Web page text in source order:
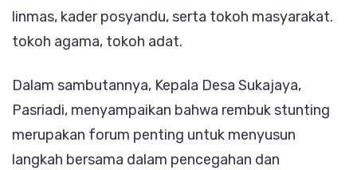
linmas, kader posyandu, serta tokoh masyarakat.
tokoh agama, tokoh adat.
Dalam sambutannya, Kepala Desa Sukajaya,
Pasriadi, menyampaikan bahwa rembuk stunting
merupakan forum penting untuk menyusun
langkah bersama dalam pencegahan dan